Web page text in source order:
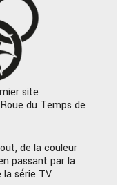
site
du Temps de
de la couleur
passant par la
la série TV